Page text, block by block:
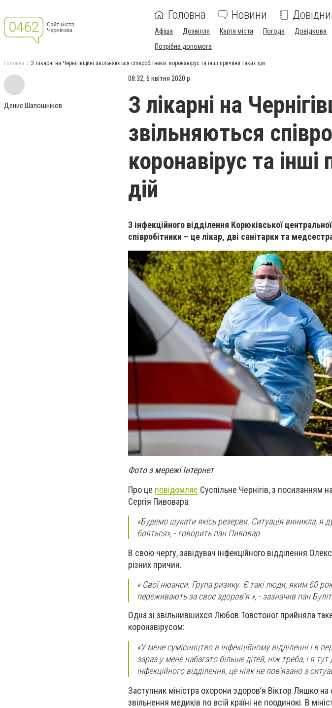
Головна Новини
Афіша Дозвілля Карта міста Погода Довідкова
Потрібна допомога
Головна З лікарні на Чернігівщині звільняються співробітники: коронавірус та інші причини таких дій
Денис Шапошніков
08:32, 6 квітня 2020 р.
З лікарні на
звільняються
коронавірус та
дій
З інфекційного відділення Корюківської
співробітники – це лікар, дві санітарки та
Фото з мережі Інтернет
Про це повідомляє Суспільне Чернігів, з посиланням
Сергія Пивовара.
«Будемо шукати якісь резерви. Ситуація виникла,
бояться», - говорить пан Пивовар.
В свою чергу, завідувач інфекційного відділення
різних причин.
« Свої нюанси. Група ризику. Є такі люди, яким 60
переживають за своє здоров’я», - зазначив пан
Одна зі звільнившихся Любов Товстоног прийняла
коронавірусом:
«У мене сумісництво в інфекційному відділенні і в
зараз у мене набагато більше дітей, ніж треба, і я
інфекційного відділення, це ніяк не пов’язано з
Заступник міністра охорони здоров’я Віктор Ляшко
звільнення медиків по всій країні не поодинокі. В